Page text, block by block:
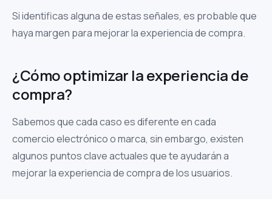
Si identificas alguna de estas señales, es probable que
haya margen para mejorar la experiencia de compra.
¿Cómo optimizar la experiencia de
compra?
Sabemos que cada caso es diferente en cada
comercio electrónico o marca, sin embargo, existen
algunos puntos clave actuales que te ayudarán a
mejorar la experiencia de compra de los usuarios.